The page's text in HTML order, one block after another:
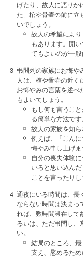
げたり、故人に語りか
た、棺や骨壷の前に立
いでしょう。
故人の希望によ
もあります。開
てもよいのが一般
弔問列の家族にお悔や
人は、棺や骨壷の近く
お悔やみの言葉を述べ
もよいでしょう。
もし何も言うこ
る簡単な方法です。
故人の家族を知ら
例えば、「こん
悔やみ申し上げま
自分の喪失体験
いると思い込ん
ことを言ったりし
通夜にいる時間は、長
ならない時間は決まっ
れば、数時間滞在して
るいは、ただ弔問し、
い。
結局のところ、
支え、慰めるため